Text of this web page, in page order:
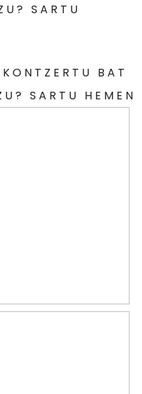
SARTU
BAT
SARTU HEMEN